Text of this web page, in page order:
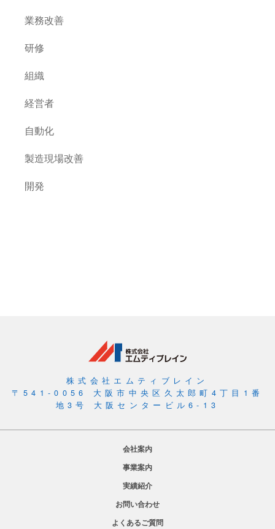
業務改善
研修
組織
経営者
自動化
製造現場改善
開発
株式会社エムティブレイン
〒541-0056 大阪市中央区久太郎町4丁目1番
地3号 大阪センタービル6-13
会社案内
事業案内
実績紹介
お問い合わせ
よくあるご質問